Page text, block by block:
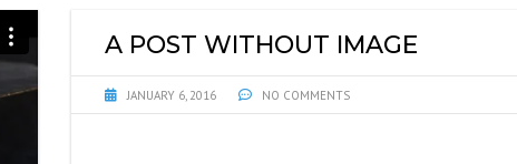
A POST WITHOUT IMAGE
JANUARY 6, 2016 NO COMMENTS